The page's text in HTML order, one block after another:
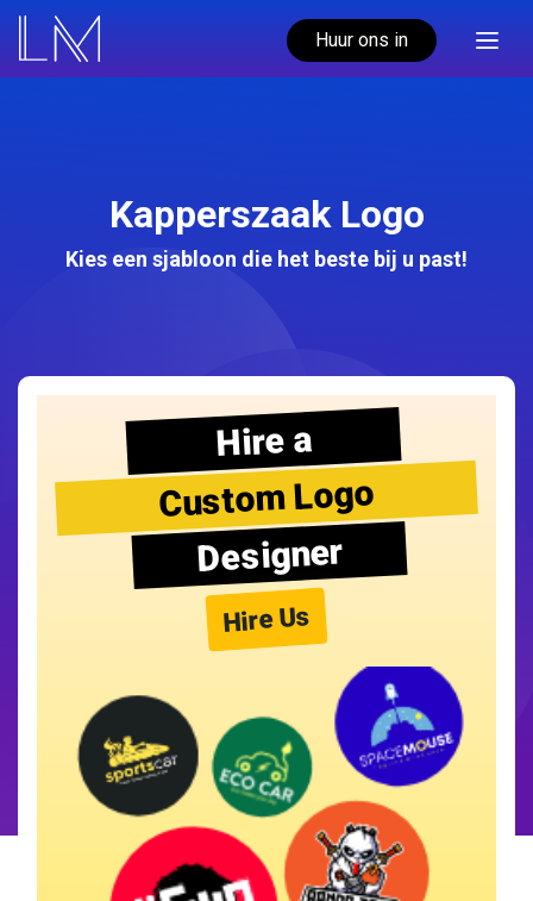
Huur ons in
Kapperszaak Logo
Kies een sjabloon die het beste bij u past!
Hire a
Custom Logo
Designer
Hire Us